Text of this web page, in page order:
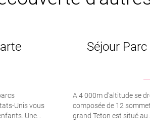
Unis vous
Une...
Séjour
A 4 000m d’altitude se
composée de 12
grand Teton est situé au